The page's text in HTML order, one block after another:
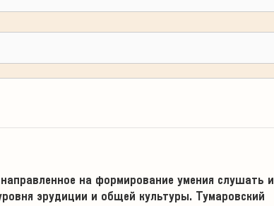
на формирование умения слушать и
эрудиции и общей культуры. Тумаровский